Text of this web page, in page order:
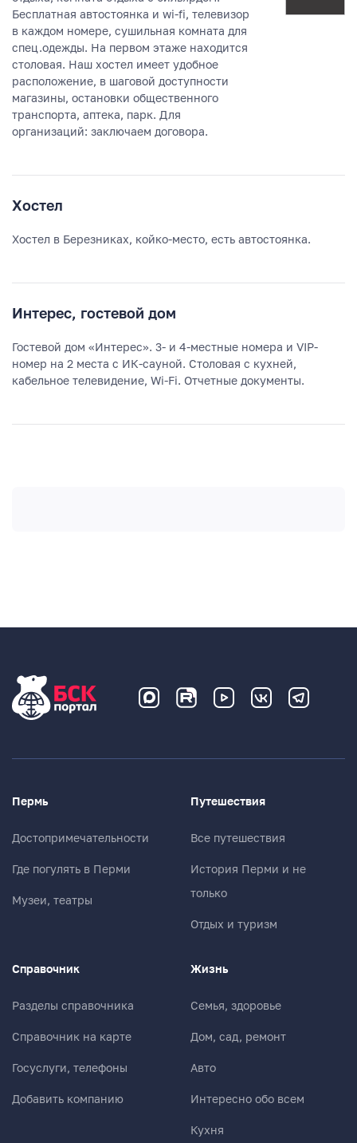
Бесплатная автостоянка и wi-fi, телевизор
в каждом номере, сушильная комната для
спец.одежды. На первом этаже находится
столовая. Наш хостел имеет удобное
расположение, в шаговой доступности
магазины, остановки общественного
транспорта, аптека, парк. Для
организаций: заключаем договора.
Хостел
Хостел в Березниках, койко-место, есть автостоянка.
Интерес, гостевой дом
Гостевой дом «Интерес». 3- и 4-местные номера и VIP-
номер на 2 места с ИК-сауной. Столовая с кухней,
кабельное телевидение, Wi-Fi. Отчетные документы.
Пермь
Достопримечательности
Где погулять в Перми
Музеи, театры
Путешествия
Все путешествия
История Перми и не
только
Отдых и туризм
Справочник
Разделы справочника
Справочник на карте
Госуслуги, телефоны
Добавить компанию
Жизнь
Семья, здоровье
Дом, сад, ремонт
Авто
Интересно обо всем
Кухня